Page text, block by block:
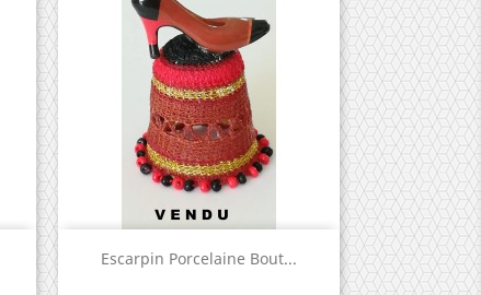
Escarpin Porcelaine Bout...
Aperçu rapide